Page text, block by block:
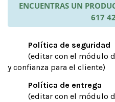
ENCUENTRAS UN
617
Política de seguridad
(editar con el módulo
y confianza para el cliente)
Política de entrega
(editar con el módulo